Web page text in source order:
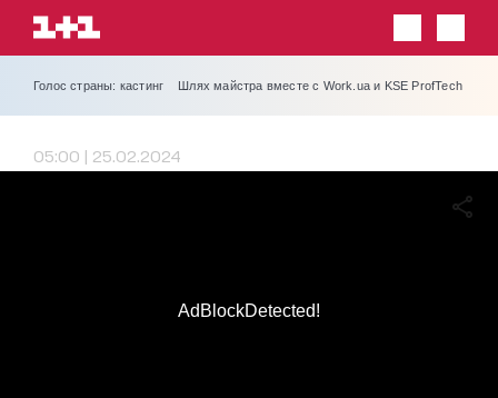
Голос страны: кастинг Шлях майстра вместе с Work.ua и KSE ProfTech
05:00 | 25.02.2024
AdBlockDetected!